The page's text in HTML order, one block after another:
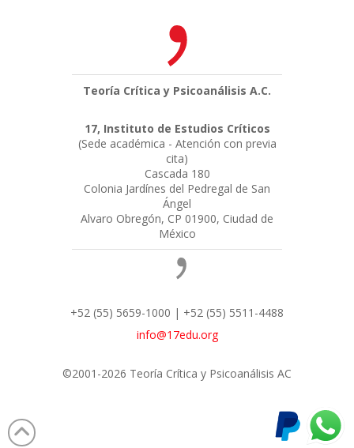
Teoría Crítica y Psicoanálisis A.C.
17, Instituto de Estudios Críticos
(Sede académica - Atención con previa
cita)
Cascada 180
Colonia Jardínes del Pedregal de San
Ángel
Alvaro Obregón, CP 01900, Ciudad de
México
+52 (55) 5659-1000 | +52 (55) 5511-4488
info@17edu.org
©2001-2026 Teoría Crítica y Psicoanálisis AC